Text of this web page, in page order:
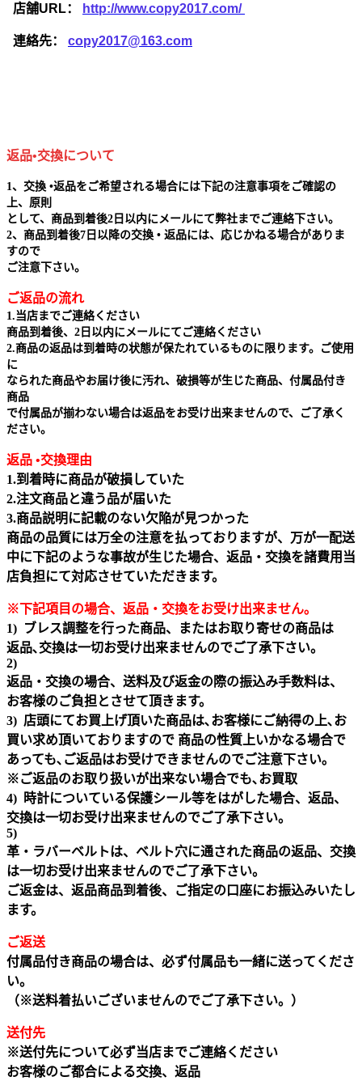
店舗URL： http://www.copy2017.com/
連絡先： copy2017@163.com
返品•交換について
1、交換 •返品をご希望される場合には下記の注意事項をご確認の
上、原則
として、商品到着後2日以内にメールにて弊社までご連絡下さい。
2、商品到着後7日以降の交換 • 返品には、応じかねる場合がありま
すので
ご注意下さい。
ご返品の流れ
1.当店までご連絡ください
商品到着後、2日以内にメールにてご連絡ください
2.商品の返品は到着時の状態が保たれているものに限ります。ご使用
に
なられた商品やお届け後に汚れ、破損等が生じた商品、付属品付き
商品
で付属品が揃わない場合は返品をお受け出来ませんので、ご了承く
ださい。
返品 •交換理由
1.到着時に商品が破損していた
2.注文商品と違う品が届いた
3.商品説明に記載のない欠陥が見つかった
商品の品質には万全の注意を払っておりますが、万が一配送
中に下記のような事故が生じた場合、返品・交換を諸費用当
店負担にて対応させていただきます。
※下記項目の場合、返品・交換をお受け出来ません｡
1) ブレス調整を行った商品、またはお取り寄せの商品は
返品､交換は一切お受け出来ませんのでご了承下さい。
2)
返品・交換の場合、送料及び返金の際の振込み手数料は、
お客様のご負担とさせて頂きます。
3) 店頭にてお買上げ頂いた商品は､お客様にご納得の上､お
買い求め頂いておりますので 商品の性質上いかなる場合で
あっても､ご返品はお受けできませんのでご注意下さい｡
※ご返品のお取り扱いが出来ない場合でも､お買取
4) 時計についている保護シール等をはがした場合、返品、
交換は一切お受け出来ませんのでご了承下さい。
5)
革・ラバーベルトは、ベルト穴に通された商品の返品、交換
は一切お受け出来ませんのでご了承下さい。
ご返金は、返品商品到着後、ご指定の口座にお振込みいたし
ます。
ご返送
付属品付き商品の場合は、必ず付属品も一緒に送ってくださ
い。
（※送料着払いございませんのでご了承下さい。）
送付先
※送付先について必ず当店までご連絡ください
お客様のご都合による交換、返品